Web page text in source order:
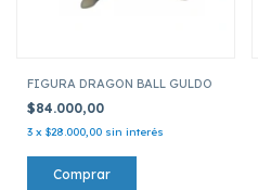
FIGURA DRAGON BALL GULDO
$84.000,00
3 x $28.000,00 sin interés